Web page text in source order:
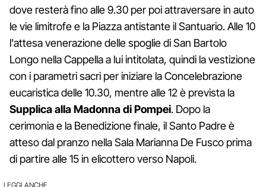
dove resterà fino alle 9.30 per poi attraversare in auto
le vie limitrofe e la Piazza antistante il Santuario. Alle 10
l'attesa venerazione delle spoglie di San Bartolo
Longo nella Cappella a lui intitolata, quindi la vestizione
con i parametri sacri per iniziare la Concelebrazione
eucaristica delle 10.30, mentre alle 12 è prevista la
Supplica alla Madonna di Pompei. Dopo la
cerimonia e la Benedizione finale, il Santo Padre è
atteso dal pranzo nella Sala Marianna De Fusco prima
di partire alle 15 in elicottero verso Napoli.
LEGGI ANCHE